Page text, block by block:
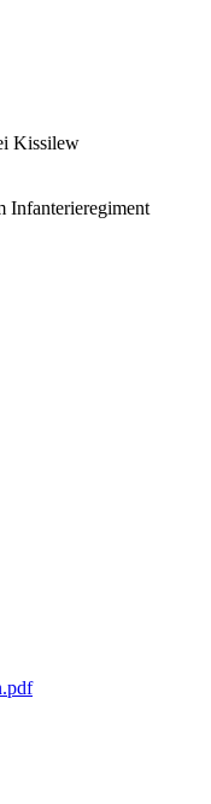
Kissilew
Infanterieregiment